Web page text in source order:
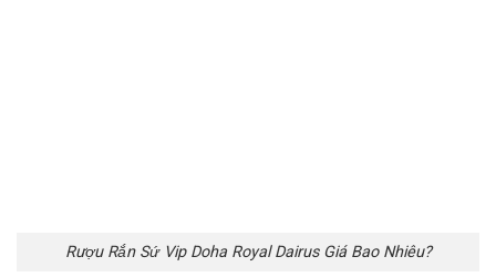
Rượu Rắn Sứ Vip Doha Royal Dairus Giá Bao Nhiêu?